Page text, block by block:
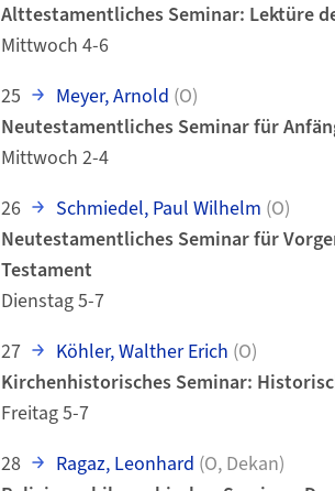
Alttestamentliches Seminar: Lektüre
Mittwoch 4-6
25
Meyer, Arnold (O)
Neutestamentliches Seminar für
Mittwoch 2-4
26
Schmiedel, Paul Wilhelm (O)
Neutestamentliches Seminar für
Testament
Dienstag 5-7
27
Köhler, Walther Erich (O)
Kirchenhistorisches Seminar:
Freitag 5-7
28
Ragaz, Leonhard (O, Dekan)